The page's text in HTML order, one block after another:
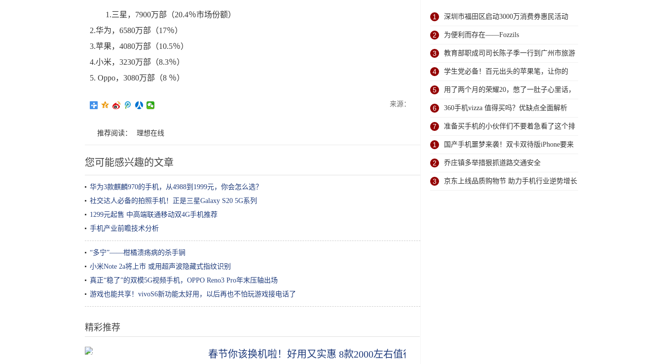
1.三星，7900万部（20.4％市场份额）
2.华为，6580万部（17％）
3.苹果，4080万部（10.5％）
4.小米，3230万部（8.3％）
5. Oppo，3080万部（8 ％）
来源：
推荐阅读： 理想在线
您可能感兴趣的文章
华为3款麒麟970的手机，从4988到1999元，你会怎么选？
社交达人必备的拍照手机！正是三星Galaxy S20 5G系列
1299元起售 中高端联通移动双4G手机推荐
手机产业前瞻技术分析
“多宁”——柑橘溃疡病的杀手锏
小米Note 2a将上市 或用超声波隐藏式指纹识别
真正“稳了”的双模5G视频手机，OPPO Reno3 Pro年末压轴出场
游戏也能共享！vivoS6新功能太好用，以后再也不怕玩游戏接电话了
精彩推荐
换头不如染发！“妈见打”发色太太 春节你该换机啦！好用又实惠 8款2000左右值得买的全面屏手机推荐
1 深圳市福田区启动3000万消费券惠民活动
2 为便利而存在——Fozzils
3 教育部职成司司长陈子季一行到广州市旅游
商务职业学校考察调研
4 学生党必备！百元出头的苹果笔，让你的
iPad成为学习神器
5 用了两个月的荣耀20，憋了一肚子心里话，
今天终于一吐为快
6 360手机vizza 值得买吗？优缺点全面解析
7 准备买手机的小伙伴们不要着急看了这个排
行榜再决定买哪款手机吧
1 国产手机噩梦来袭！双卡双待版iPhone要来
了
2 乔庄镇多举措狠抓道路交通安全
3 京东上线品质购物节 助力手机行业逆势增长